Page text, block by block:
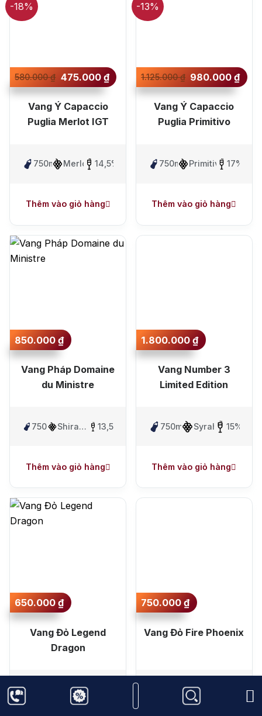
580.000₫ 475.000 ₫
-18%
Vang Ý Capaccio
Puglia Merlot IGT
750ml Merlot 14,5%
Thêm vào giỏ hàng
1.125.000₫ 980.000₫
-13%
Vang Ý Capaccio
Puglia Primitivo
750ml Primitivo 17%
Thêm vào giỏ hàng
850.000₫
Vang Pháp Domaine
du Ministre
750mlShiraz
13,5%
Thêm vào giỏ hàng
1.800.000₫
Vang Number 3
Limited Edition
750ml Syrah 15%
Thêm vào giỏ hàng
650.000₫
Vang Đỏ Legend
Dragon
Syrah
750.000₫
Vang Đỏ Fire Phoenix
750ml Syrah